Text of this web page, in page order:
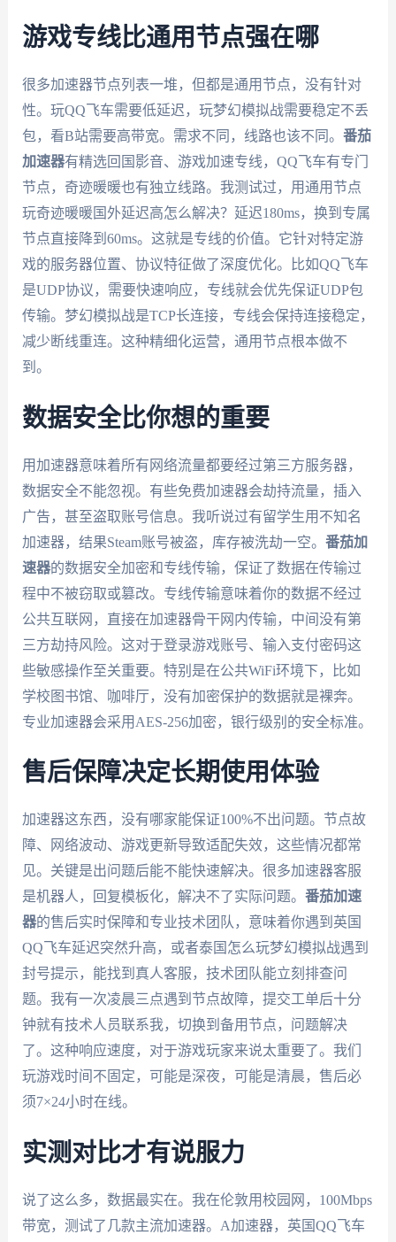
游戏专线比通用节点强在哪
很多加速器节点列表一堆，但都是通用节点，没有针对
性。玩QQ飞车需要低延迟，玩梦幻模拟战需要稳定不丢
包，看B站需要高带宽。需求不同，线路也该不同。 番茄
加速器有精选回国影音、游戏加速专线，QQ飞车有专门
节点，奇迹暖暖也有独立线路。我测试过，用通用节点
玩奇迹暖暖国外延迟高怎么解决？延迟180ms，换到专属
节点直接降到60ms。这就是专线的价值。它针对特定游
戏的服务器位置、协议特征做了深度优化。比如QQ飞车
是UDP协议，需要快速响应，专线就会优先保证UDP包
传输。梦幻模拟战是TCP长连接，专线会保持连接稳定，
减少断线重连。这种精细化运营，通用节点根本做不
到。
数据安全比你想的重要
用加速器意味着所有网络流量都要经过第三方服务器，
数据安全不能忽视。有些免费加速器会劫持流量，插入
广告，甚至盗取账号信息。我听说过有留学生用不知名
加速器，结果Steam账号被盗，库存被洗劫一空。 番茄加
速器的数据安全加密和专线传输，保证了数据在传输过
程中不被窃取或篡改。专线传输意味着你的数据不经过
公共互联网，直接在加速器骨干网内传输，中间没有第
三方劫持风险。这对于登录游戏账号、输入支付密码这
些敏感操作至关重要。特别是在公共WiFi环境下，比如
学校图书馆、咖啡厅，没有加密保护的数据就是裸奔。
专业加速器会采用AES-256加密，银行级别的安全标准。
售后保障决定长期使用体验
加速器这东西，没有哪家能保证100%不出问题。节点故
障、网络波动、游戏更新导致适配失效，这些情况都常
见。关键是出问题后能不能快速解决。很多加速器客服
是机器人，回复模板化，解决不了实际问题。 番茄加速
器的售后实时保障和专业技术团队，意味着你遇到英国
QQ飞车延迟突然升高，或者泰国怎么玩梦幻模拟战遇到
封号提示，能找到真人客服，技术团队能立刻排查问
题。我有一次凌晨三点遇到节点故障，提交工单后十分
钟就有技术人员联系我，切换到备用节点，问题解决
了。这种响应速度，对于游戏玩家来说太重要了。我们
玩游戏时间不固定，可能是深夜，可能是清晨，售后必
须7×24小时在线。
实测对比才有说服力
说了这么多，数据最实在。我在伦敦用校园网，100Mbps
带宽，测试了几款主流加速器。A加速器，英国QQ飞车